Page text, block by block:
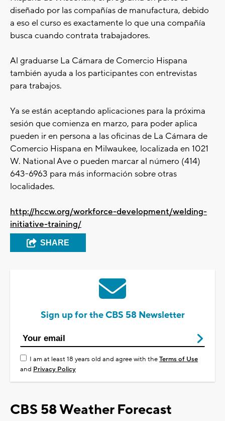
diseñado por las compañías de manufactura, debido
a eso el curso es exactamente lo que una compañía
busca cuando contrata trabajadores.
Al graduarse La Cámara de Comercio Hispana
también ayuda a los participantes con entrevistas
para trabajos.
Ya se están aceptando aplicaciones para la próxima
sesión que comienza en marzo, para poder aplica
pueden ir en persona a las oficinas de La Cámara de
Comercio Hispana en Milwaukee, localizada en 1021
W. National Ave o pueden marcar al número (414)
643-6963 para más información sobre otras
localidades.
http://hccw.org/workforce-development/welding-
initiative-training/
SHARE
Sign up for the CBS 58 Newsletter
I am at least 18 years old and agree with theTerms of Use
and Privacy Policy
CBS 58 Weather Forecast